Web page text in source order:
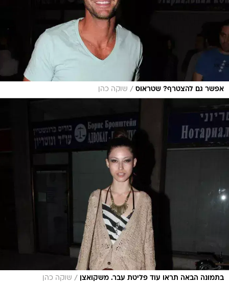
אפשר גם להצטרף? שטראוס / שוקה כהן
בתמונה הבאה תראו עוד פליטת עבר. משקואצן / שוקה כהן